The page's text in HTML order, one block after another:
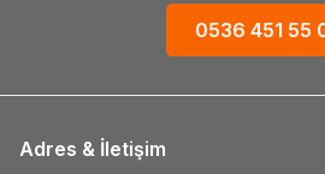
0536 451 55
Adres & İletişim